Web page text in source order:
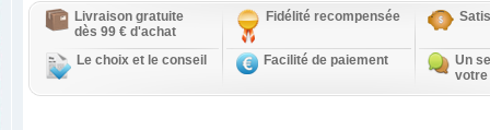
Livraison gratuite
dès 99 € d'achat
Fidélité recompensée
Le choix et le conseil Facilité de paiement
Un
votre